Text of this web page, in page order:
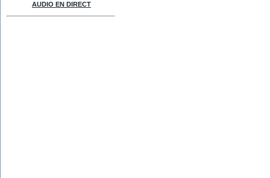
AUDIO EN DIRECT